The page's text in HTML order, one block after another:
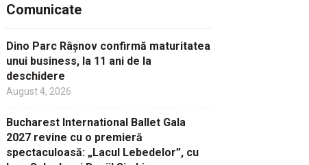
Comunicate
Dino Parc Râșnov confirmă maturitatea
unui business, la 11 ani de la
deschidere
August 4, 2026
Bucharest International Ballet Gala
2027 revine cu o premieră
spectaculoasă: „Lacul Lebedelor”, cu